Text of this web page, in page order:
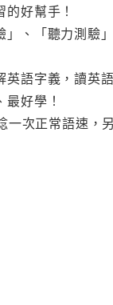
好幫手！
、「聽力測驗
語字義，讀英
好學！
次正常語速，